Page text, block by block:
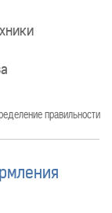
правильности